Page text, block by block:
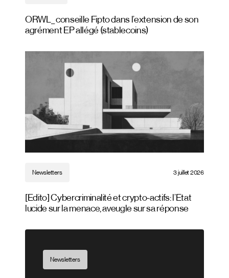
ORWL_ conseille Fipto dans l’extension de son
agrément EP allégé (stablecoins)
Newsletters 3 juillet 2026
[Edito] Cybercriminalité et crypto-actifs: l’Etat
lucide sur la menace, aveugle sur sa réponse
Newsletters